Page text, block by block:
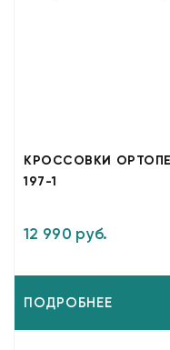
КРОССОВКИ
197-1
12 990 руб.
ПОДРОБНЕЕ